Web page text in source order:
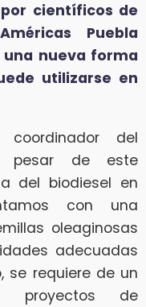
científicos de
Puebla
nueva forma
utilizarse en
coordinador del
pesar de este
del biodiesel en
con una
oleaginosas
adecuadas
se requiere de un
proyectos de